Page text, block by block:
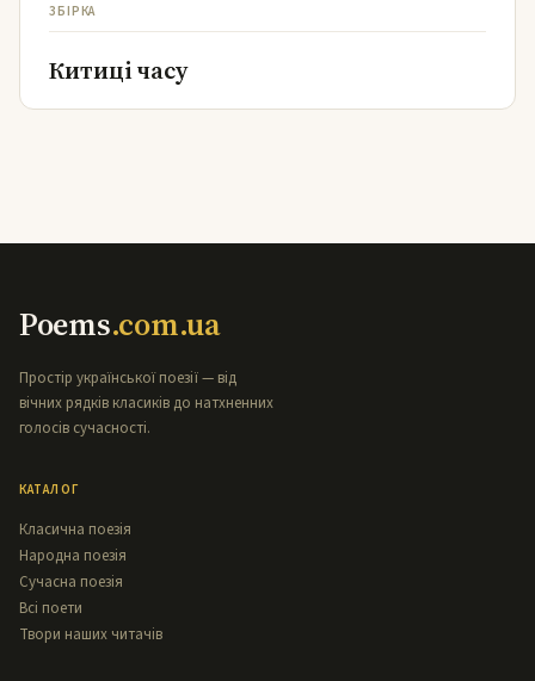
ЗБІРКА
Китиці часу
Poems.com.ua
Простір української поезії — від
вічних рядків класиків до натхненних
голосів сучасності.
КАТАЛОГ
Класична поезія
Народна поезія
Сучасна поезія
Всі поети
Твори наших читачів